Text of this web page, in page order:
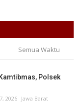
Semua Waktu
Polsek
2026
Jawa Barat